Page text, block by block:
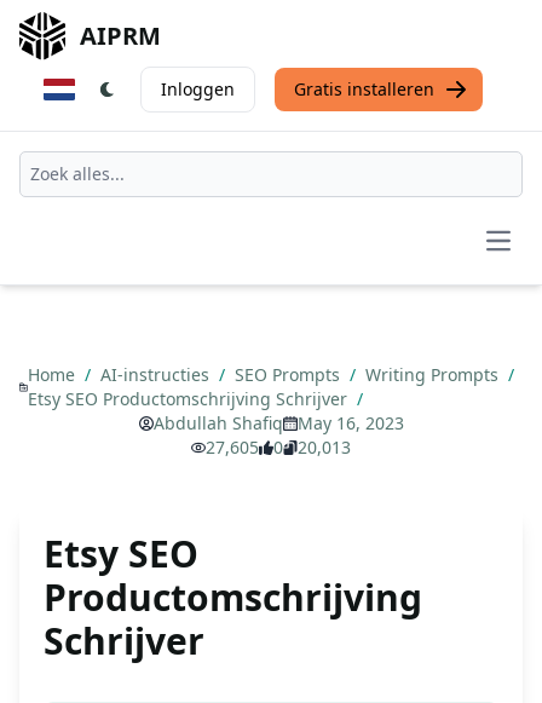
AIPRM
Inloggen Gratis installeren
Home / AI-instructies / SEO Prompts / Writing Prompts /
Etsy SEO Productomschrijving Schrijver /
Abdullah Shafiq
May 16, 2023
27,605
0 20,013
Etsy SEO
Productomschrijving
Schrijver